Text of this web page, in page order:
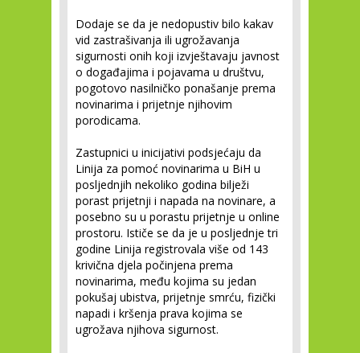
Dodaje se da je nedopustiv bilo kakav
vid zastrašivanja ili ugrožavanja
sigurnosti onih koji izvještavaju javnost
o događajima i pojavama u društvu,
pogotovo nasilničko ponašanje prema
novinarima i prijetnje njihovim
porodicama.
Zastupnici u inicijativi podsjećaju da
Linija za pomoć novinarima u BiH u
posljednjih nekoliko godina bilježi
porast prijetnji i napada na novinare, a
posebno su u porastu prijetnje u online
prostoru. Ističe se da je u posljednje tri
godine Linija registrovala više od 143
krivična djela počinjena prema
novinarima, među kojima su jedan
pokušaj ubistva, prijetnje smrću, fizički
napadi i kršenja prava kojima se
ugrožava njihova sigurnost.